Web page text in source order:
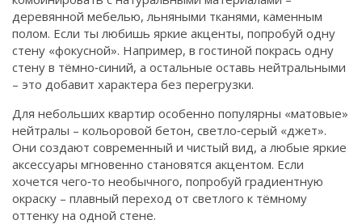
деревянной мебелью, льняными тканями, каменным
полом. Если ты любишь яркие акценты, попробуй одну
стену «фокусной». Например, в гостиной покрась одну
стену в тёмно‑синий, а остальные оставь нейтральными
– это добавит характера без перегрузки.
Для небольших квартир особенно популярны «матовые»
нейтралы – кольоровой бетон, светло‑серый «джет».
Они создают современный и чистый вид, а любые яркие
аксессуары мгновенно становятся акцентом. Если
хочется чего‑то необычного, попробуй градиентную
окраску – плавный переход от светлого к тёмному
оттенку на одной стене.